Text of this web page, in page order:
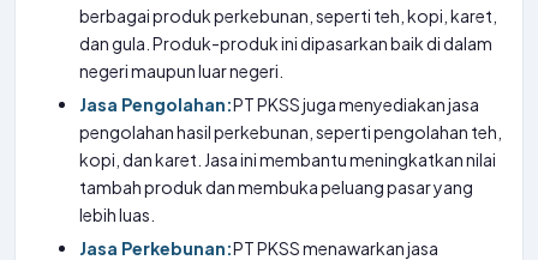
berbagai produk perkebunan, seperti teh, kopi, karet,
dan gula. Produk-produk ini dipasarkan baik di dalam
negeri maupun luar negeri.
Jasa Pengolahan:PT PKSS juga menyediakan jasa
pengolahan hasil perkebunan, seperti pengolahan teh,
kopi, dan karet. Jasa ini membantu meningkatkan nilai
tambah produk dan membuka peluang pasar yang
lebih luas.
Jasa Perkebunan:PT PKSS menawarkan jasa